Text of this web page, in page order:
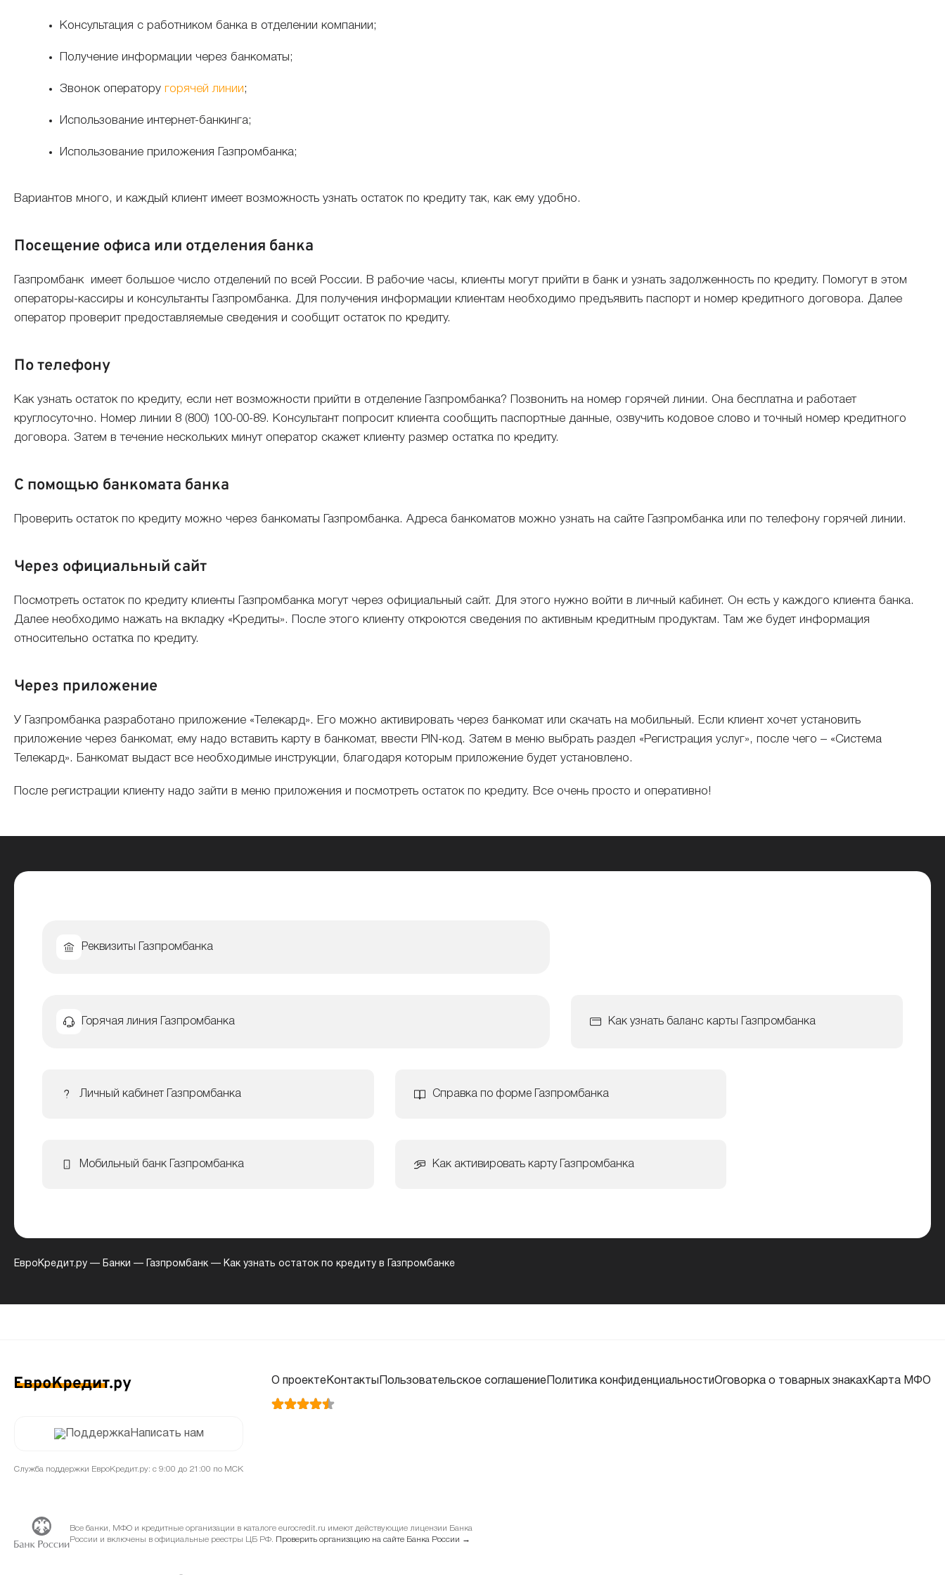
Консультация с работником банка в отделении компании;
Получение информации через банкоматы;
Звонок оператору горячей линии;
Использование интернет-банкинга;
Использование приложения Газпромбанка;
Вариантов много, и каждый клиент имеет возможность узнать остаток по кредиту так, как ему удобно.
Посещение офиса или отделения банка
Газпромбанк имеет большое число отделений по всей России. В рабочие часы, клиенты могут прийти в банк и узнать задолженность по кредиту. Помогут в этом
операторы-кассиры и консультанты Газпромбанка. Для получения информации клиентам необходимо предъявить паспорт и номер кредитного договора. Далее
оператор проверит предоставляемые сведения и сообщит остаток по кредиту.
По телефону
Как узнать остаток по кредиту, если нет возможности прийти в отделение Газпромбанка? Позвонить на номер горячей линии. Она бесплатна и работает
круглосуточно. Номер линии 8 (800) 100-00-89. Консультант попросит клиента сообщить паспортные данные, озвучить кодовое слово и точный номер кредитного
договора. Затем в течение нескольких минут оператор скажет клиенту размер остатка по кредиту.
С помощью банкомата банка
Проверить остаток по кредиту можно через банкоматы Газпромбанка. Адреса банкоматов можно узнать на сайте Газпромбанка или по телефону горячей линии.
Через официальный сайт
Посмотреть остаток по кредиту клиенты Газпромбанка могут через официальный сайт. Для этого нужно войти в личный кабинет. Он есть у каждого клиента банка.
Далее необходимо нажать на вкладку «Кредиты». После этого клиенту откроются сведения по активным кредитным продуктам. Там же будет информация
относительно остатка по кредиту.
Через приложение
У Газпромбанка разработано приложение «Телекард». Его можно активировать через банкомат или скачать на мобильный. Если клиент хочет установить
приложение через банкомат, ему надо вставить карту в банкомат, ввести PIN-код. Затем в меню выбрать раздел «Регистрация услуг», после чего – «Система
Телекард». Банкомат выдаст все необходимые инструкции, благодаря которым приложение будет установлено.
После регистрации клиенту надо зайти в меню приложения и посмотреть остаток по кредиту. Все очень просто и оперативно!
Реквизиты Газпромбанка
Горячая линия Газпромбанка Как узнать баланс карты Газпромбанка
Личный кабинет Газпромбанка Справка по форме Газпромбанка
Мобильный банк Газпромбанка Как активировать карту Газпромбанка
ЕвроКредит.ру — Банки — Газпромбанк — Как узнать остаток по кредиту в Газпромбанке
Написать нам
Служба поддержки ЕвроКредит.ру: с 9:00 до 21:00 по МСК
О проекте Контакты Пользовательское соглашение Политика конфиденциальностиОговорка о товарных знаках Карта МФО
Все банки, МФО и кредитные организации в каталоге eurocredit.ru имеют действующие лицензии Банка
России и включены в официальные реестры ЦБ РФ.
Проверить организацию на сайте Банка России →